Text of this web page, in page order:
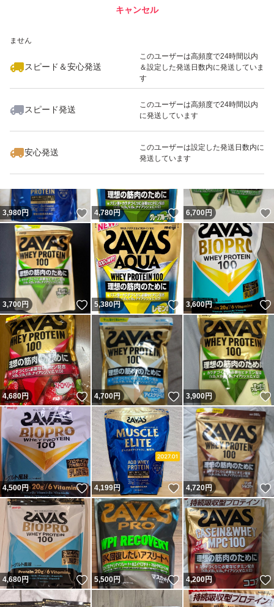
ません
スピード＆安心発送
このユーザーは高頻度で24時間以内
＆設定した発送日数内に発送していま
す
スピード発送
このユーザーは高頻度で24時間以内
に発送しています
安心発送
このユーザーは設定した発送日数内に
発送しています
キャンセル
いいね！
4,680
3,980円 いいね！
4,780円 いいね！
6,700円
3,700円 いいね！
5,380円 いいね！
3,600円
4,680円 いいね！
4,700円 いいね！
3,900円
4,500円 いいね！
4,199円 いいね！
4,720円
4,680円 いいね！
5,500円 いいね！
4,200円